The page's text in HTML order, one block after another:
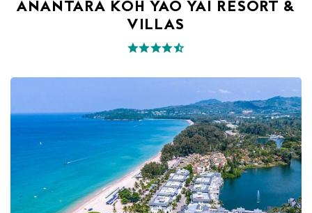
ANANTARA KOH YAO YAI RESORT &
VILLAS